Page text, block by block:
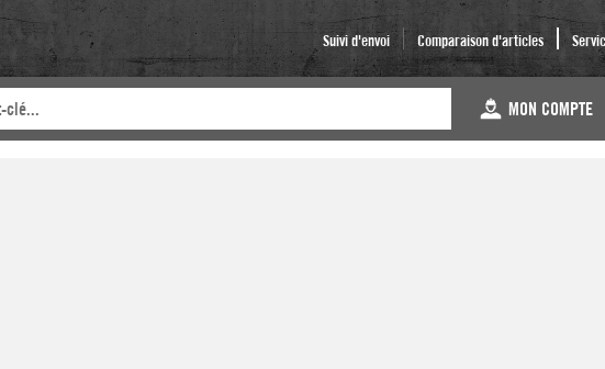
Suivi d'envoi Comparaison d'articles
MON COMPTE